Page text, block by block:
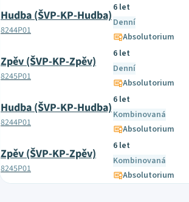
Hudba (ŠVP-KP-Hudba)
8244P01
6 let
Denní
Absolutorium
Zpěv (ŠVP-KP-Zpěv)
8245P01
6 let
Denní
Absolutorium
Hudba (ŠVP-KP-Hudba)
8244P01
6 let
Kombinovaná
Absolutorium
Zpěv (ŠVP-KP-Zpěv)
8245P01
6 let
Kombinovaná
Absolutorium